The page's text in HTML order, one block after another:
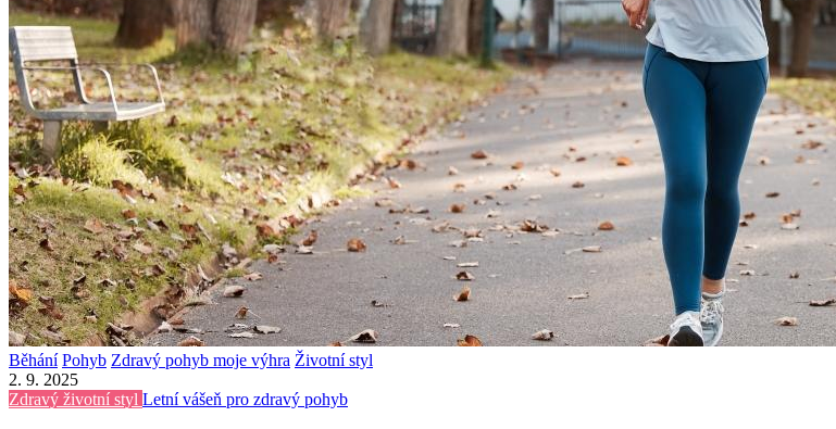
Běhání Pohyb Zdravý pohyb moje výhra Životní styl
2. 9. 2025
Zdravý životní styl Letní vášeň pro zdravý pohyb